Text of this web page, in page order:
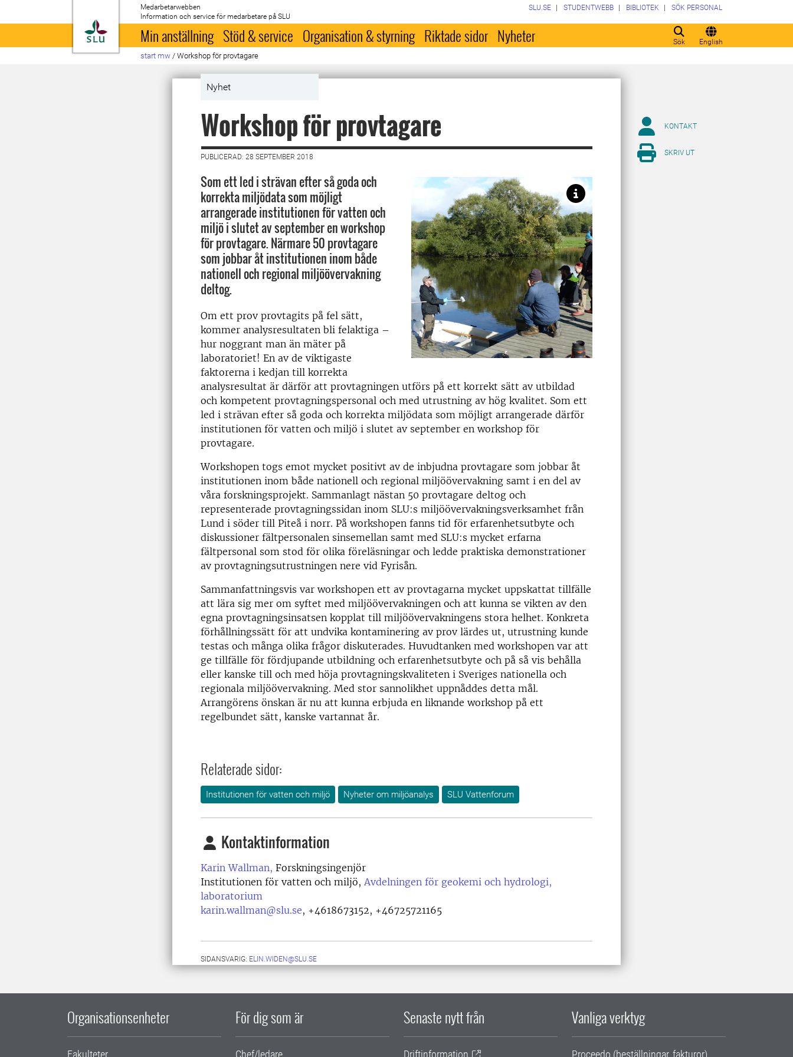
Till startsida
Medarbetarwebben
Information och service för medarbetare på SLU
Sök English
SLU.SE STUDENTWEBB BIBLIOTEK SÖK PERSONAL
Min anställning Stöd & service Organisation & styrning Riktade sidor Nyheter
start mw / Workshop för provtagare
Nyhet
Workshop för provtagare
PUBLICERAD: 28 SEPTEMBER 2018
Som ett led i strävan efter så goda och
korrekta miljödata som möjligt
arrangerade institutionen för vatten och
miljö i slutet av september en workshop
för provtagare. Närmare 50 provtagare
som jobbar åt institutionen inom både
nationell och regional miljöövervakning
deltog.
Om ett prov provtagits på fel sätt,
kommer analysresultaten bli felaktiga –
hur noggrant man än mäter på
laboratoriet! En av de viktigaste
faktorerna i kedjan till korrekta
analysresultat är därför att provtagningen utförs på ett korrekt sätt av utbildad
och kompetent provtagningspersonal och med utrustning av hög kvalitet. Som ett
led i strävan efter så goda och korrekta miljödata som möjligt arrangerade därför
institutionen för vatten och miljö i slutet av september en workshop för
provtagare.
Workshopen togs emot mycket positivt av de inbjudna provtagare som jobbar åt
institutionen inom både nationell och regional miljöövervakning samt i en del av
våra forskningsprojekt. Sammanlagt nästan 50 provtagare deltog och
representerade provtagningssidan inom SLU:s miljöövervakningsverksamhet från
Lund i söder till Piteå i norr. På workshopen fanns tid för erfarenhetsutbyte och
diskussioner fältpersonalen sinsemellan samt med SLU:s mycket erfarna
fältpersonal som stod för olika föreläsningar och ledde praktiska demonstrationer
av provtagningsutrustningen nere vid Fyrisån.
Sammanfattningsvis var workshopen ett av provtagarna mycket uppskattat tillfälle
att lära sig mer om syftet med miljöövervakningen och att kunna se vikten av den
egna provtagningsinsatsen kopplat till miljöövervakningens stora helhet. Konkreta
förhållningssätt för att undvika kontaminering av prov lärdes ut, utrustning kunde
testas och många olika frågor diskuterades. Huvudtanken med workshopen var att
ge tillfälle för fördjupande utbildning och erfarenhetsutbyte och på så vis behålla
eller kanske till och med höja provtagningskvaliteten i Sveriges nationella och
regionala miljöövervakning. Med stor sannolikhet uppnåddes detta mål.
Arrangörens önskan är nu att kunna erbjuda en liknande workshop på ett
regelbundet sätt, kanske vartannat år.
Relaterade sidor:
Institutionen för vatten och miljö Nyheter om miljöanalys SLU Vattenforum
Kontaktinformation
Karin Wallman, Forskningsingenjör
Institutionen för vatten och miljö, Avdelningen för geokemi och hydrologi,
laboratorium
karin.wallman@slu.se, +4618673152, +46725721165
SIDANSVARIG: ELIN.WIDEN@SLU.SE
KONTAKT
SKRIV UT
Organisationsenheter
Fakulteter
För dig som är
Chef/ledare
Senaste nytt från
Driftinformation
Vanliga verktyg
Proceedo (beställningar, fakturor)